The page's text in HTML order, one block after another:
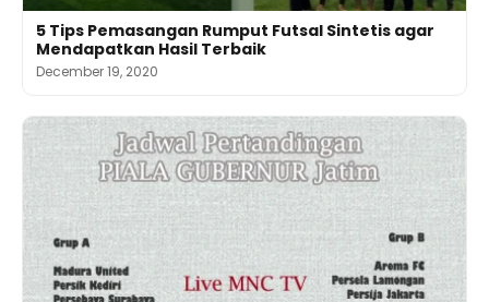
5 Tips Pemasangan Rumput Futsal Sintetis agar
Mendapatkan Hasil Terbaik
December 19, 2020